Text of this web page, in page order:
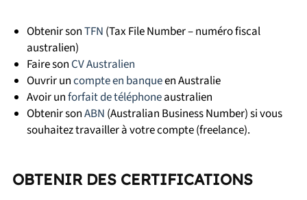
Obtenir sonTFN (Tax File Number – numéro fiscal
australien)
Faire son CV Australien
Ouvrir uncompte en banqueen Australie
Avoir unforfait de téléphoneaustralien
Obtenir sonABN (Australian Business Number) si vous
souhaitez travailler à votre compte (freelance).
OBTENIR DES CERTIFICATIONS